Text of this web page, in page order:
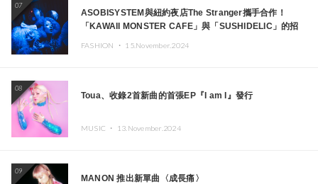
07
ASOBISYSTEM與紐約夜店The Stranger攜手合作！
「KAWAII MONSTER CAFE」與「SUSHIDELIC」的招
FASHION ・ 15.November.2024
08
Toua、收錄2首新曲的首張EP『I am I』發行
MUSIC ・ 13.November.2024
09
MANON 推出新單曲〈成長痛〉